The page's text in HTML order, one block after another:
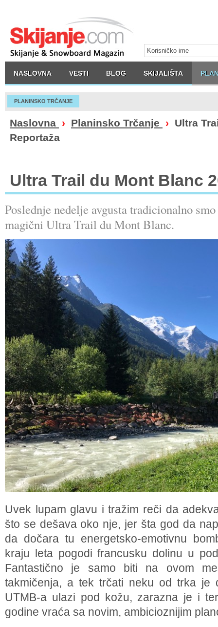
NASLOVNA VESTI BLOG SKIJALIŠTA
PLANINSKO TRČANJE
Naslovna › Planinsko Trčanje › Ultra
Reportaža
Ultra Trail du Mont Blanc
Poslednje nedelje avgusta tradicionalno
magični Ultra Trail du Mont Blanc.
Uvek lupam glavu i tražim reči da
što se dešava oko nje, jer šta god da
da dočara tu energetsko-emotivnu
kraju leta pogodi francusku dolinu u
Fantastično je samo biti na ovom
takmičenja, a tek trčati neku od trka je
UTMB-a ulazi pod kožu, zarazna je i
godine vraća sa novim, ambicioznijim